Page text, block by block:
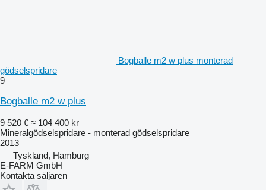
Bogballe m2 w plus monterad
gödselspridare
9
Bogballe m2 w plus
9 520 € ≈ 104 400 kr
Mineralgödselspridare - monterad gödselspridare
2013
Tyskland, Hamburg
E-FARM GmbH
Kontakta säljaren